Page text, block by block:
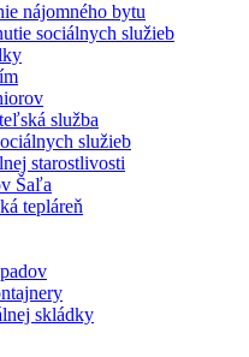
nájomného bytu
sociálnych služieb
služba
služieb
starostlivosti
Šaľa
tepláreň
skládky